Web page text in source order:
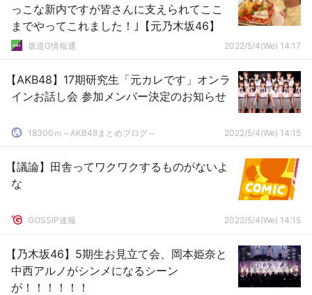
っこな新内ですが皆さんに支えられてここ
までやってこれました！｣【元乃木坂46】
坂道G情報通 2022/5/4(We) 14:17
【AKB48】17期研究生「元カレです」オンラ
インお話し会 参加メンバー決定のお知らせ
18300ｍ～AKB48まとめブログ～ 2022/5/4(We) 14:15
【議論】田舎ってワクワクするものがないよ
な
GOSSIP速報 2022/5/4(We) 14:15
【乃木坂46】5期生お見立て会、岡本姫奈と
中西アルノがシンメになるシーン
が！！！！！！